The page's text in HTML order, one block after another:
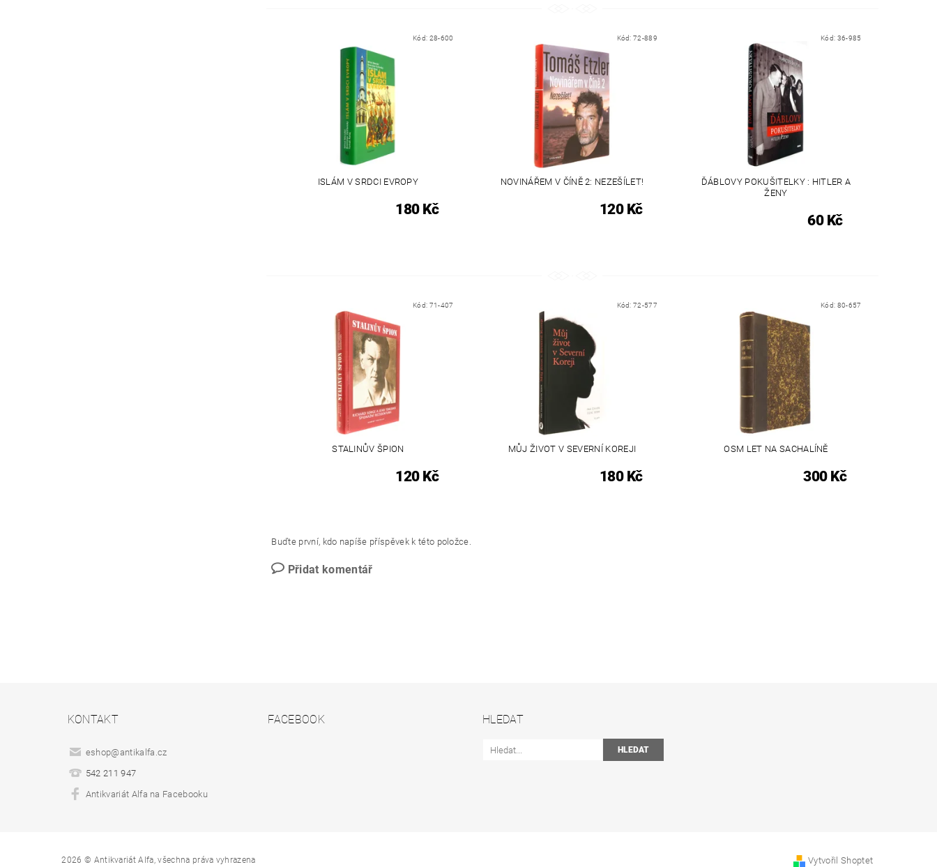
Kód: 28-600
ISLÁM V SRDCI EVROPY
180 Kč
Kód:72-889
NOVINÁŘEM V ČÍNĚ 2: NEZEŠÍLET!
120 Kč
Kód: 36-985
ĎÁBLOVY POKUŠITELKY : HITLER A
ŽENY
60 Kč
Kód: 71-407
STALINŮV ŠPION
120 Kč
Kód:72-577
MŮJ ŽIVOT V SEVERNÍ KOREJI
180 Kč
Kód: 80-657
OSM LET NA SACHALÍNĚ
300 Kč
Buďte první, kdo napíše příspěvek k této položce.
Přidat komentář
KONTAKT
eshop@antikalfa.cz
542 211 947
Antikvariát Alfa na Facebooku
FACEBOOK HLEDAT
2026 © Antikvariát Alfa, všechna práva vyhrazena Vytvořil Shoptet